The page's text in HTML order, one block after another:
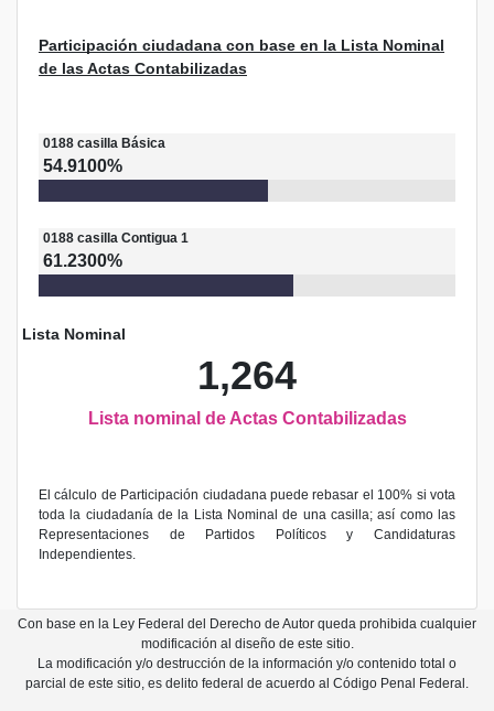
Participación ciudadana con base en la Lista Nominal
de las Actas Contabilizadas
0188 casilla Básica
54.9100%
0188 casilla Contigua 1
61.2300%
Lista Nominal
1,264
Lista nominal de Actas Contabilizadas
El cálculo de Participación ciudadana puede rebasar el 100% si vota
toda la ciudadanía de la Lista Nominal de una casilla; así como las
Representaciones de Partidos Políticos y Candidaturas
Independientes.
Con base en la Ley Federal del Derecho de Autor queda prohibida cualquier
modificación al diseño de este sitio.
La modificación y/o destrucción de la información y/o contenido total o
parcial de este sitio, es delito federal de acuerdo al Código Penal Federal.